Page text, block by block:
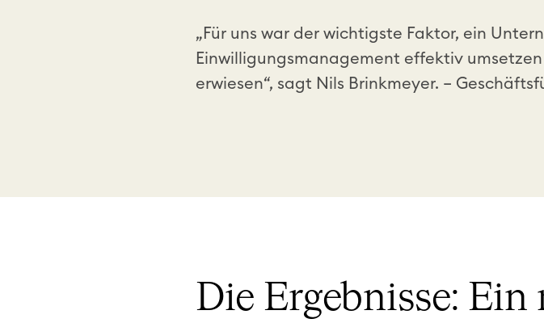
„Für uns war der wichtigste Faktor, ein
Einwilligungsmanagement effektiv
erwiesen“, sagt Nils Brinkmeyer. –
Die Ergebnisse: Ein